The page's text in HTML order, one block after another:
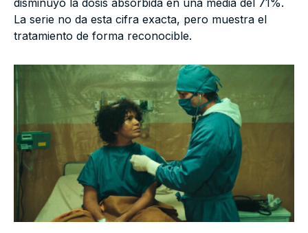
La serie no da esta cifra exacta, pero muestra el
tratamiento de forma reconocible.